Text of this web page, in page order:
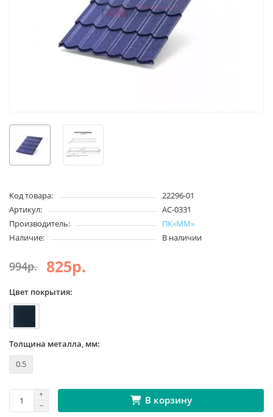
Код товара:
22296-01
Артикул:
АС-0331
Производитель:
ПК«ММ»
Наличие:
В наличии
994р. 825р.
Цвет покрытия:
Толщина металла, мм:
0.5
В корзину